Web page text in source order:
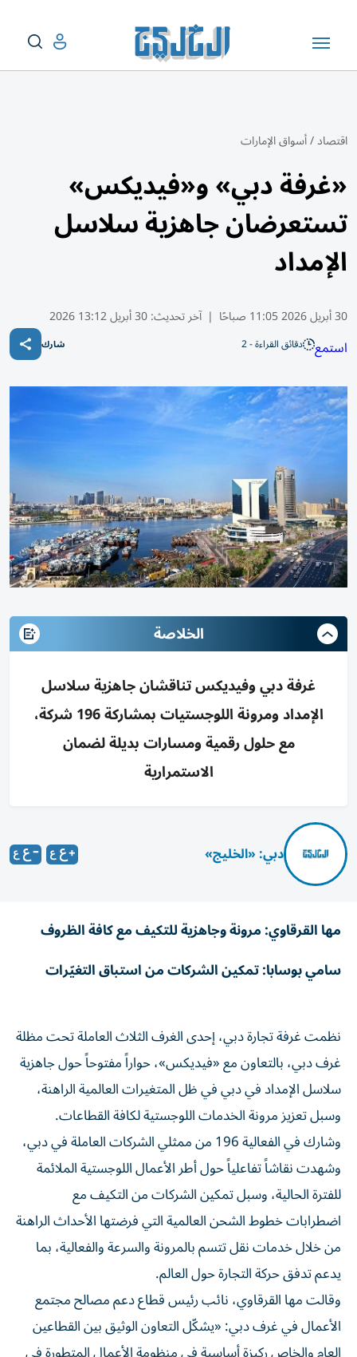
اقتصاد/أسواق الإمارات
«غرفة دبي» و«فيديكس»
تستعرضان جاهزية سلاسل
الإمداد
30 أبريل 2026 11:05 صباحًا | آخر تحديث:30 أبريل 13:12 2026
استمع دقائق القراءة - 2 شارك
الخلاصة
غرفة دبي وفيديكس تناقشان جاهزية سلاسل
الإمداد ومرونة اللوجستيات بمشاركة 196 شركة،
مع حلول رقمية ومسارات بديلة لضمان
الاستمرارية
دبي: «الخليج»
مها القرقاوي: مرونة وجاهزية للتكيف مع كافة الظروف
سامي بوسابا: تمكين الشركات من استباق التغيّرات
نظمت غرفة تجارة دبي، إحدى الغرف الثلاث العاملة تحت مظلة
غرف دبي، بالتعاون مع «فيديكس»، حواراً مفتوحاً حول جاهزية
سلاسل الإمداد في دبي في ظل المتغيرات العالمية الراهنة،
وسبل تعزيز مرونة الخدمات اللوجستية لكافة القطاعات.
وشارك في الفعالية 196 من ممثلي الشركات العاملة في دبي،
وشهدت نقاشاً تفاعلياً حول أطر الأعمال اللوجستية الملائمة
للفترة الحالية، وسبل تمكين الشركات من التكيف مع
اضطرابات خطوط الشحن العالمية التي فرضتها الأحداث الراهنة
من خلال خدمات نقل تتسم بالمرونة والسرعة والفعالية، بما
يدعم تدفق حركة التجارة حول العالم.
وقالت مها القرقاوي، نائب رئيس قطاع دعم مصالح مجتمع
الأعمال في غرف دبي: «يشكّل التعاون الوثيق بين القطاعين